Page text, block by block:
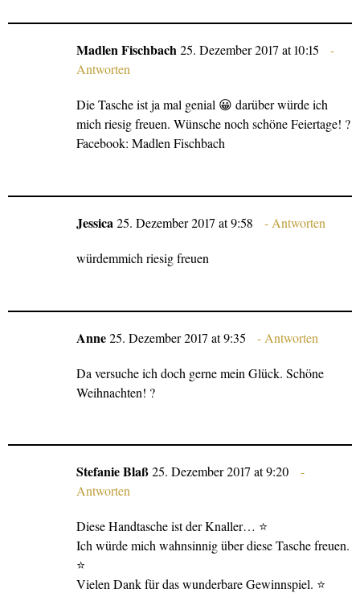
Madlen Fischbach25. Dezember 2017 at 10:15
Antworten
Die Tasche ist ja mal genial 😀 darüber würde ich
mich riesig freuen. Wünsche noch schöne Feiertage! ?
Facebook: Madlen Fischbach
Jessica25. Dezember 2017 at 9:58 Antworten
würdemmich riesig freuen
Anne25. Dezember 2017 at 9:35 Antworten
Da versuche ich doch gerne mein Glück. Schöne
Weihnachten! ?
Stefanie Blaß25. Dezember 2017 at 9:20
Antworten
Diese Handtasche ist der Knaller… ⭐
Ich würde mich wahnsinnig über diese Tasche freuen.
⭐
Vielen Dank für das wunderbare Gewinnspiel. ⭐